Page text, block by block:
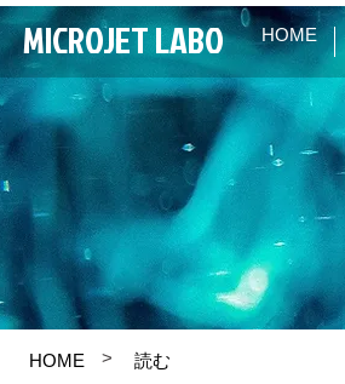
MICROJET LABO HOME
HOME > 読む